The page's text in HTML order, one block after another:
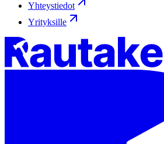
Yhteystiedot
Yrityksille